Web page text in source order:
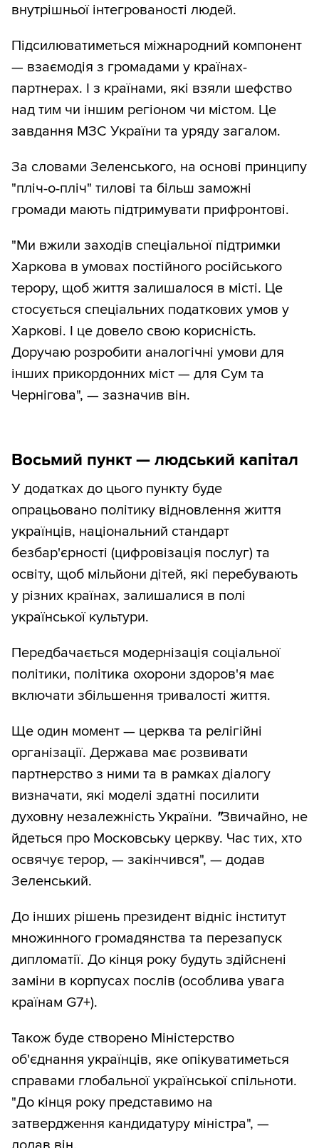
внутрішньої інтегрованості людей.
Підсилюватиметься міжнародний компонент
— взаємодія з громадами у країнах-
партнерах. І з країнами, які взяли шефство
над тим чи іншим регіоном чи містом. Це
завдання МЗС України та уряду загалом.
За словами Зеленського, на основі принципу
"пліч-о-пліч" тилові та більш заможні
громади мають підтримувати прифронтові.
"Ми вжили заходів спеціальної підтримки
Харкова в умовах постійного російського
терору, щоб життя залишалося в місті. Це
стосується спеціальних податкових умов у
Харкові. І це довело свою корисність.
Доручаю розробити аналогічні умови для
інших прикордонних міст — для Сум та
Чернігова", — зазначив він.
Восьмий пункт — людський капітал
У додатках до цього пункту буде
опрацьовано політику відновлення життя
українців, національний стандарт
безбар'єрності (цифровізація послуг) та
освіту, щоб мільйони дітей, які перебувають
у різних країнах, залишалися в полі
української культури.
Передбачається модернізація соціальної
політики, політика охорони здоров'я має
включати збільшення тривалості життя.
Ще один момент — церква та релігійні
організації. Держава має розвивати
партнерство з ними та в рамках діалогу
визначати, які моделі здатні посилити
духовну незалежність України. "Звичайно, не
йдеться про Московську церкву. Час тих, хто
освячує терор, — закінчився", — додав
Зеленський.
До інших рішень президент відніс інститут
множинного громадянства та перезапуск
дипломатії. До кінця року будуть здійснені
заміни в корпусах послів (особлива увага
країнам G7+).
Також буде створено Міністерство
об'єднання українців, яке опікуватиметься
справами глобальної української спільноти.
"До кінця року представимо на
затвердження кандидатуру міністра", —